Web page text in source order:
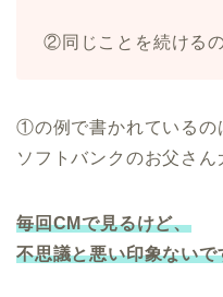
②同じことを続ける
①の例で書かれているの
ソフトバンクのお父さん
毎回CMで見るけど、
不思議と悪い印象ないで